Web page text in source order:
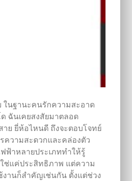
ในฐานะคนรักความสะอาด
ฉันเคยสงสัยมาตลอด
าย ยี่ห้อไหนดี ถึงจะตอบโจทย์
ความสะดวกและคล่องตัว
ฟ้าหลายประเภททำให้รู้
ช่แค่ประสิทธิภาพ แต่ความ
งานก็สำคัญเช่นกัน ตั้งแต่ช่วง